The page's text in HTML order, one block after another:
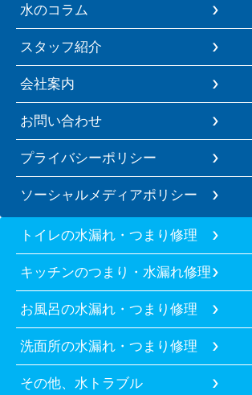
水のコラム
スタッフ紹介
会社案内
お問い合わせ
プライバシーポリシー
ソーシャルメディアポリシー
トイレの水漏れ・つまり修理
キッチンのつまり・水漏れ修理
お風呂の水漏れ・つまり修理
洗面所の水漏れ・つまり修理
その他、水トラブル